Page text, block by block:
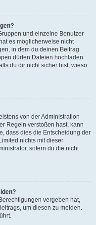
und einzelne Benutzer
es möglicherweise nicht
in dem du deinen Beitrag
dürfen Dateien hochladen.
du dir nicht sicher bist, wieso
von der Administration
Regeln verstoßen hast, kann
dass dies die Entscheidung der
nichts mit dieser
sofern du die nicht
vergeben hat,
um diesen zu melden.